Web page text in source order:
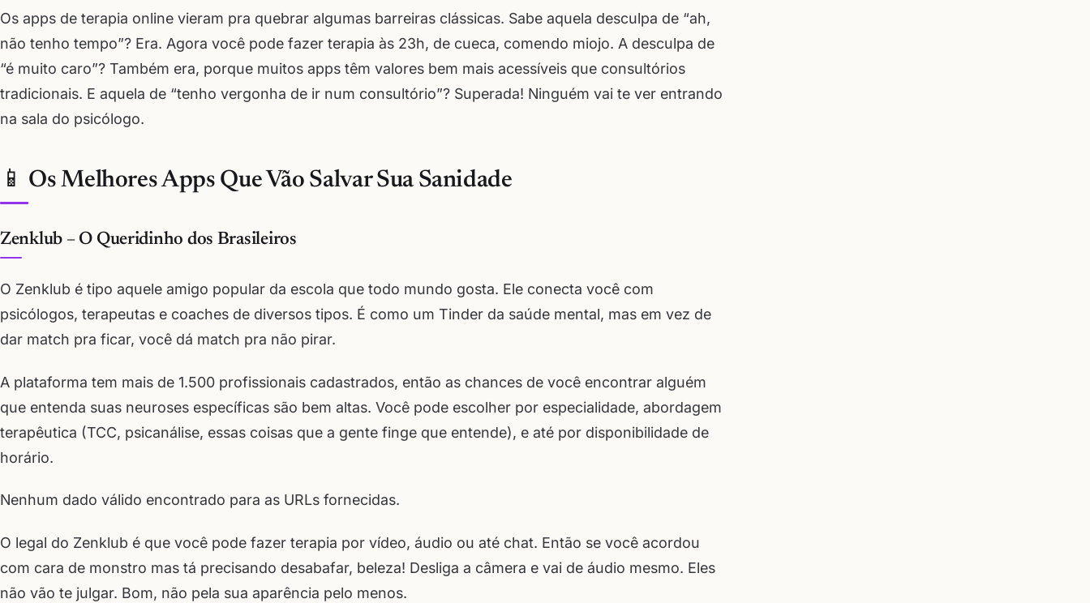
Os apps de terapia online vieram pra quebrar algumas barreiras clássicas. Sabe aquela desculpa de “ah,
não tenho tempo”? Era. Agora você pode fazer terapia às 23h, de cueca, comendo miojo. A desculpa de
“é muito caro”? Também era, porque muitos apps têm valores bem mais acessíveis que consultórios
tradicionais. E aquela de “tenho vergonha de ir num consultório”? Superada! Ninguém vai te ver entrando
na sala do psicólogo.
📱 Os Melhores Apps Que Vão Salvar Sua Sanidade
Zenklub – O Queridinho dos Brasileiros
O Zenklub é tipo aquele amigo popular da escola que todo mundo gosta. Ele conecta você com
psicólogos, terapeutas e coaches de diversos tipos. É como um Tinder da saúde mental, mas em vez de
dar match pra ficar, você dá match pra não pirar.
A plataforma tem mais de 1.500 profissionais cadastrados, então as chances de você encontrar alguém
que entenda suas neuroses específicas são bem altas. Você pode escolher por especialidade, abordagem
terapêutica (TCC, psicanálise, essas coisas que a gente finge que entende), e até por disponibilidade de
horário.
Nenhum dado válido encontrado para as URLs fornecidas.
O legal do Zenklub é que você pode fazer terapia por vídeo, áudio ou até chat. Então se você acordou
com cara de monstro mas tá precisando desabafar, beleza! Desliga a câmera e vai de áudio mesmo. Eles
não vão te julgar. Bom, não pela sua aparência pelo menos.